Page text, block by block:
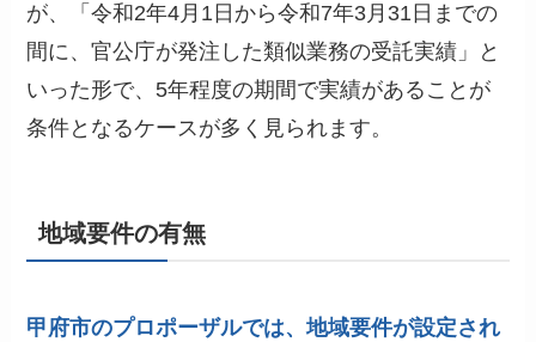
が、「令和2年4月1日から令和7年3月31日までの
間に、官公庁が発注した類似業務の受託実績」と
いった形で、5年程度の期間で実績があることが
条件となるケースが多く見られます。
地域要件の有無
甲府市のプロポーザルでは、地域要件が設定され